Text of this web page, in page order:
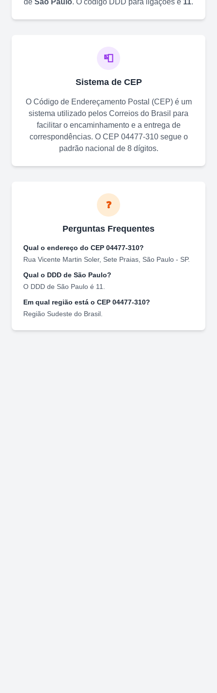
📮
Sistema de CEP
O Código de Endereçamento Postal (CEP) é um
sistema utilizado pelos Correios do Brasil para
facilitar o encaminhamento e a entrega de
correspondências. O CEP 04477-310segue o
padrão nacional de 8 dígitos.
❓
Perguntas Frequentes
Qual o endereço do CEP 04477-310?
Rua Vicente Martin Soler, Sete Praias São Paulo - SP.
Qual o DDD de São Paulo?
O DDD de São Paulo é 11
Em qual região está o CEP 04477-310?
Região Sudeste do Brasil.